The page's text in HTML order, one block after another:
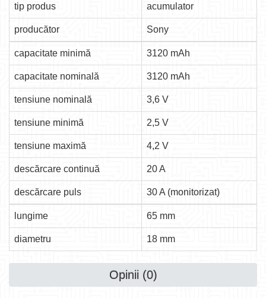
tip produs acumulator
producător Sony
capacitate minimă 3120 mAh
capacitate nominală 3120 mAh
tensiune nominală 3,6 V
tensiune minimă 2,5 V
tensiune maximă 4,2 V
descărcare continuă 20 A
descărcare puls 30 A (monitorizat)
lungime 65 mm
diametru 18 mm
Opinii (0)